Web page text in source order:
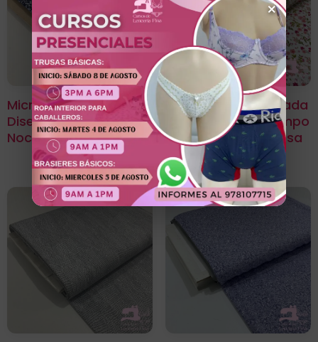
Microfibra Estampada
Diseño Laurel Azul
Noche
Microfibra Estampada
Diseño Lirio De Campo
Fucsia Con Palo Rosa
×